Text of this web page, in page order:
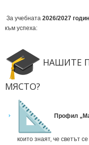
За учебната 2026/2027
към успеха:
НАШИТЕ
МЯСТО?
Профил
които знаят, че светът